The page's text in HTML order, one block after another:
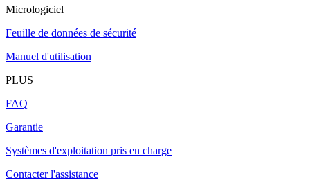
Micrologiciel
Feuille de données de sécurité
Manuel d'utilisation
PLUS
FAQ
Garantie
Systèmes d'exploitation pris en charge
Contacter l'assistance